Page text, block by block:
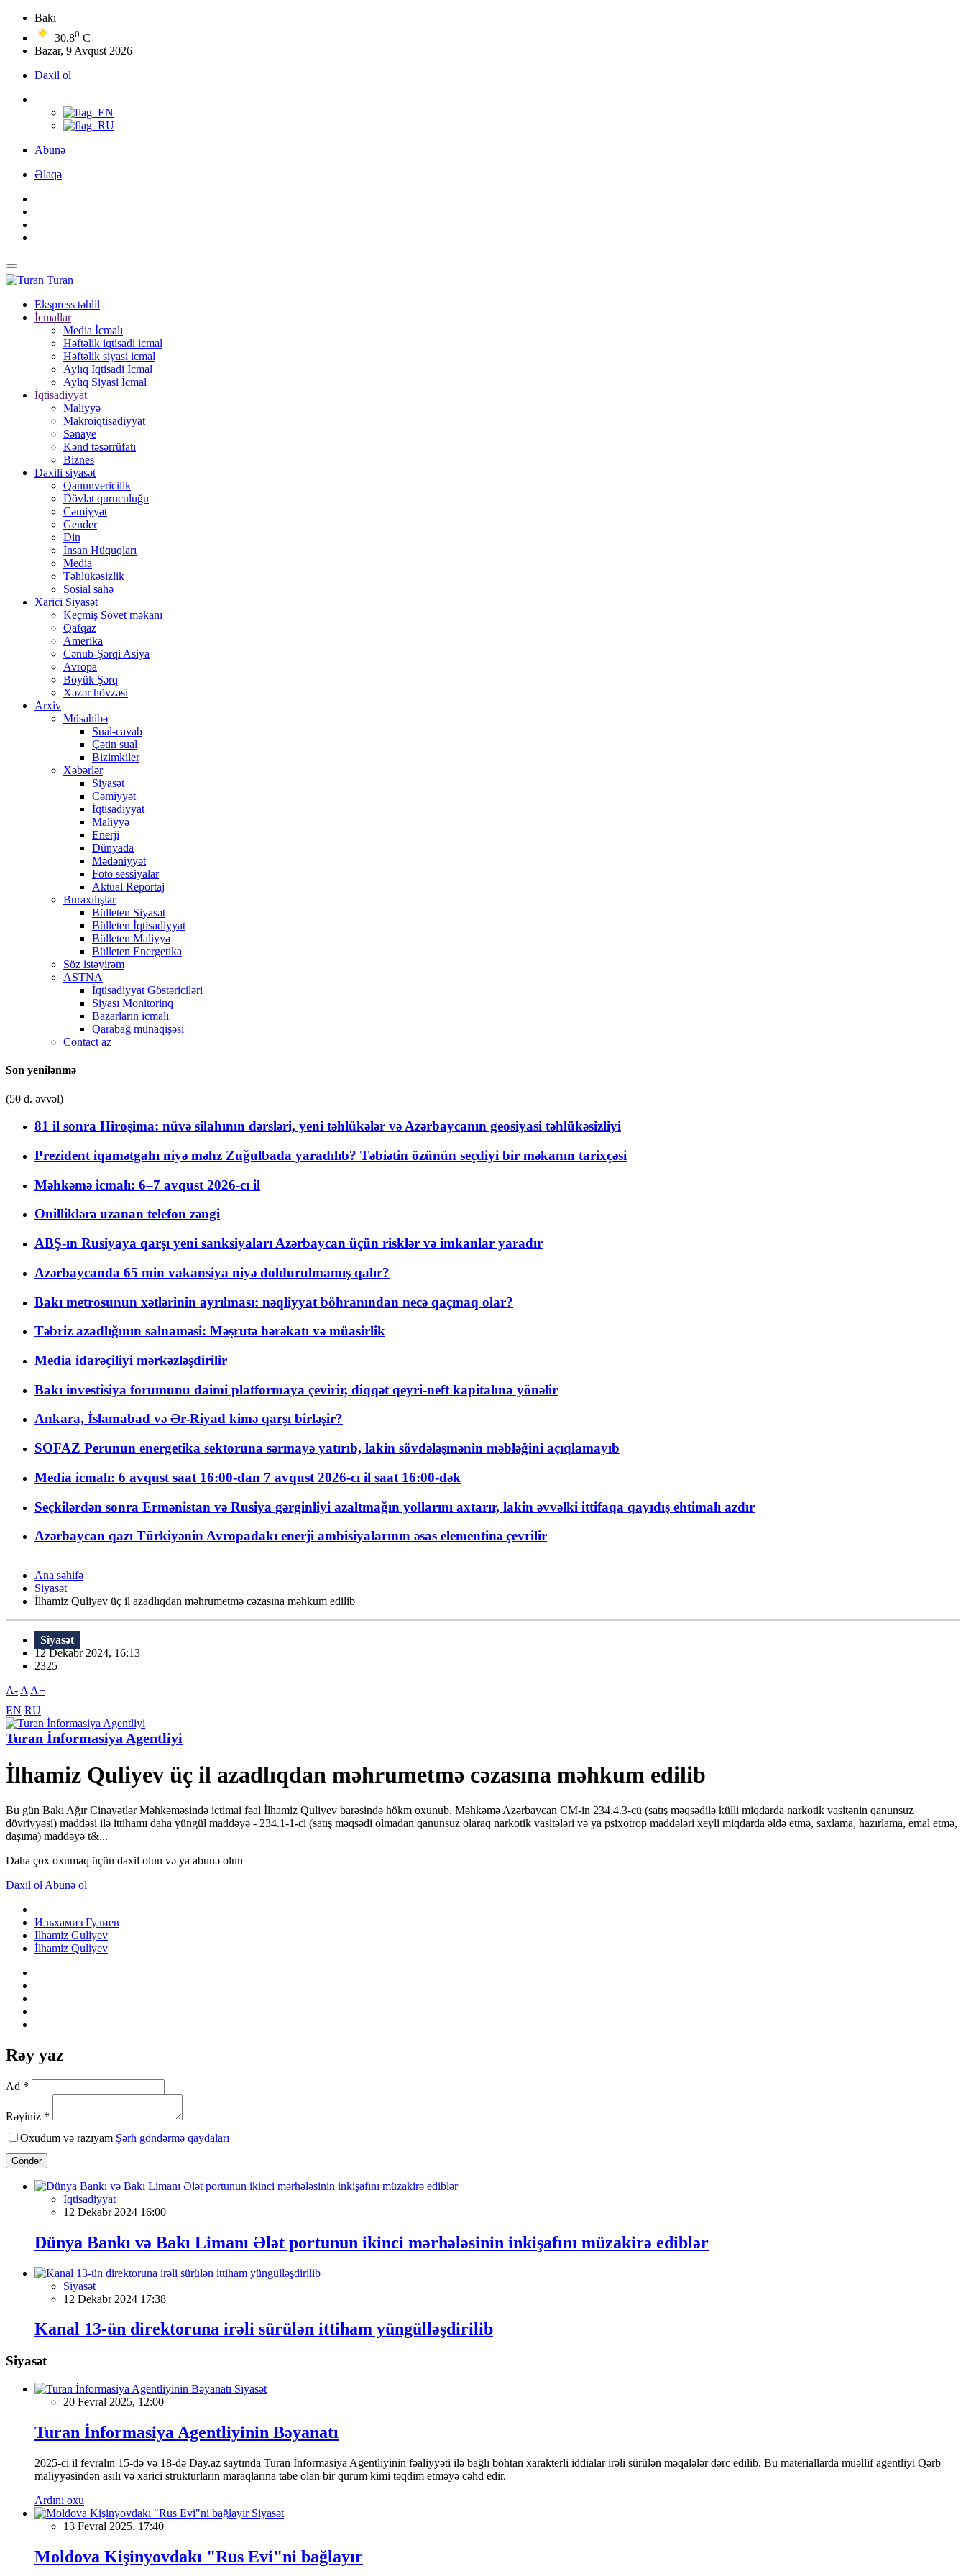
Bakı
30.80 C
Bazar, 9 Avqust 2026
Daxil ol
Abunə
Əlaqə
Turan
Ekspress təhlil
İcmallar
Media İcmalı
Həftəlik iqtisadi icmal
Həftəlik siyasi icmal
Aylıq İqtisadi İcmal
Aylıq Siyasi İcmal
İqtisadiyyat
Maliyyə
Makroiqtisadiyyat
Sənaye
Kənd təsərrüfatı
Biznes
Daxili siyasət
Qanunvericilik
Dövlət quruculuğu
Cəmiyyət
Gender
Din
İnsan Hüquqları
Media
Təhlükəsizlik
Sosial sahə
Xarici Siyasət
Keçmiş Sovet məkanı
Qafqaz
Amerika
Cənub-Şərqi Asiya
Avropa
Böyük Şərq
Xəzər hövzəsi
Arxiv
Müsahibə
Sual-cavab
Çətin sual
Bizimkiler
Xəbərlər
Siyasət
Cəmiyyət
İqtisadiyyat
Maliyyə
Enerji
Dünyada
Mədəniyyət
Foto sessiyalar
Aktual Reportaj
Buraxılışlar
Bülleten Siyasət
Bülleten İqtisadiyyat
Bülleten Maliyyə
Bülleten Energetika
Söz istəyirəm
ASTNA
İqtisadiyyat Göstəriciləri
Siyası Monitorinq
Bazarların icmalı
Qarabağ münaqişəsi
Contact az
Son yenilənmə
(50 d. əvvəl)
81 il sonra Hiroşima: nüvə silahının dərsləri, yeni təhlükələr və Azərbaycanın geosiyasi təhlükəsizliyi
Prezident iqamətgahı niyə məhz Zuğulbada yaradılıb? Təbiətin özünün seçdiyi bir məkanın tarixçəsi
Məhkəmə icmalı: 6–7 avqust 2026-cı il
Onilliklərə uzanan telefon zəngi
ABŞ-ın Rusiyaya qarşı yeni sanksiyaları Azərbaycan üçün risklər və imkanlar yaradır
Azərbaycanda 65 min vakansiya niyə doldurulmamış qalır?
Bakı metrosunun xətlərinin ayrılması: nəqliyyat böhranından necə qaçmaq olar?
Təbriz azadlığının salnaməsi: Məşrutə hərəkatı və müasirlik
Media idarəçiliyi mərkəzləşdirilir
Bakı investisiya forumunu daimi platformaya çevirir, diqqət qeyri-neft kapitalına yönəlir
Ankara, İslamabad və Ər-Riyad kimə qarşı birləşir?
SOFAZ Perunun energetika sektoruna sərmayə yatırıb, lakin sövdələşmənin məbləğini açıqlamayıb
Media icmalı: 6 avqust saat 16:00-dan 7 avqust 2026-cı il saat 16:00-dək
Seçkilərdən sonra Ermənistan və Rusiya gərginliyi azaltmağın yollarını axtarır, lakin əvvəlki ittifaqa qayıdış ehtimalı azdır
Azərbaycan qazı Türkiyənin Avropadakı enerji ambisiyalarının əsas elementinə çevrilir
Ana səhifə
Siyasət
İlhamiz Quliyev üç il azadlıqdan məhrumetmə cəzasına məhkum edilib
Siyasət
12 Dekabr 2024, 16:13
2325
A- A A+
EN RU
Turan İnformasiya Agentliyi
İlhamiz Quliyev üç il azadlıqdan məhrumetmə cəzasına məhkum edilib
Bu gün Bakı Ağır Cinayətlər Məhkəməsində ictimai fəal İlhamiz Quliyev barəsində hökm oxunub. Məhkəmə Azərbaycan CM-in 234.4.3-cü (satış məqsədilə külli miqdarda narkotik vasitənin qanunsuz
dövriyyəsi) maddəsi ilə ittihamı daha yüngül maddəyə - 234.1-1-ci (satış məqsədi olmadan qanunsuz olaraq narkotik vasitələri və ya psixotrop maddələri xeyli miqdarda əldə etmə, saxlama, hazırlama, emal etmə,
daşıma) maddəyə t&...
Daha çox oxumaq üçün daxil olun və ya abunə olun
Daxil ol Abunə ol
Ильхамиз Гулиев
Ilhamiz Guliyev
İlhamiz Quliyev
Rəy yaz
Ad *
Rəyiniz *
Oxudum və razıyam Şərh göndərmə qaydaları
Göndər
İqtisadiyyat
12 Dekabr 2024 16:00
Dünya Bankı və Bakı Limanı Ələt portunun ikinci mərhələsinin inkişafını müzakirə ediblər
Siyasət
12 Dekabr 2024 17:38
Kanal 13-ün direktoruna irəli sürülən ittiham yüngülləşdirilib
Siyasət
Siyasət
20 Fevral 2025, 12:00
Turan İnformasiya Agentliyinin Bəyanatı
2025-ci il fevralın 15-də və 18-də Day.az saytında Turan İnformasiya Agentliyinin fəaliyyəti ilə bağlı böhtan xarakterli iddialar irəli sürülən məqalələr dərc edilib. Bu materiallarda müəllif agentliyi Qərb
maliyyəsindən asılı və xarici strukturların maraqlarına tabe olan bir qurum kimi təqdim etməyə cəhd edir.
Ardını oxu
Siyasət
13 Fevral 2025, 17:40
Moldova Kişinyovdakı "Rus Evi"ni bağlayır